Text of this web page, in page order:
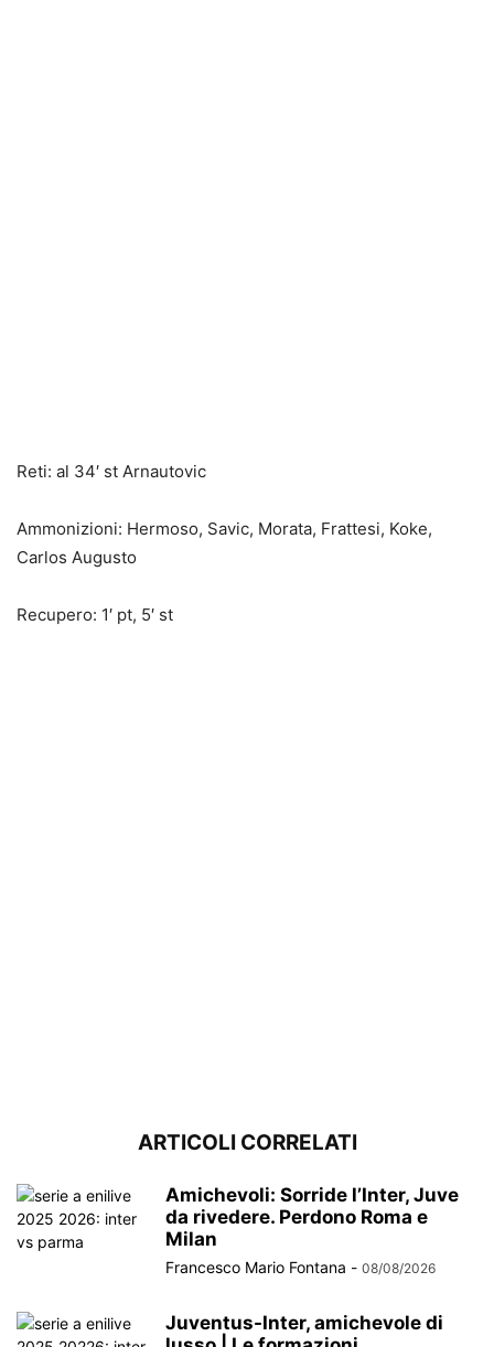
Reti: al 34′ st Arnautovic
Ammonizioni: Hermoso, Savic, Morata, Frattesi, Koke,
Carlos Augusto
Recupero: 1′ pt, 5′ st
ARTICOLI CORRELATI
Amichevoli: Sorride l’Inter, Juve
da rivedere. Perdono Roma e
Milan
Francesco Mario Fontana - 08/08/2026
Juventus-Inter, amichevole di